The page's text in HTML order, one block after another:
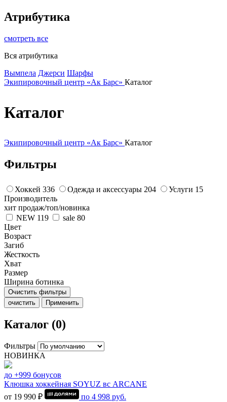
Атрибутика
смотреть все
Вся атрибутика
Вымпела Джерси Шарфы
Экипировочный центр «Ак Барс» Каталог
Каталог
Экипировочный центр «Ак Барс» Каталог
Фильтры
Хоккей 336 Одежда и аксессуары 204 Услуги 15
Производитель
хит продаж/топ/новинка
NEW 119 sale 80
Цвет
Возраст
Загиб
Жесткость
Хват
Размер
Ширина ботинка
Очистить фильтры
очистить
Применить
Каталог (0)
Фильтры
НОВИНКА
до +999 бонусов
Клюшка хоккейная SOYUZ вс ARCANE
от 19 990 ₽
по 4 998 руб.